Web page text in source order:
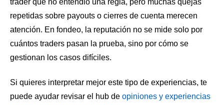
trader que no entendió una regla, pero muchas quejas
repetidas sobre payouts o cierres de cuenta merecen
atención. En fondeo, la reputación no se mide solo por
cuántos traders pasan la prueba, sino por cómo se
gestionan los casos difíciles.
Si quieres interpretar mejor este tipo de experiencias, te
puede ayudar revisar el hub de opiniones y experiencias